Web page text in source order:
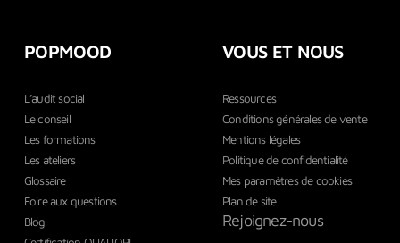
POPMOOD
L’audit social
Le conseil
Les formations
Les ateliers
Glossaire
Foire aux questions
Blog
VOUS ET NOUS
Ressources
Conditions générales de vente
Mentions légales
Politique de confidentialité
Mes paramètres de cookies
Plan de site
Rejoignez-nous